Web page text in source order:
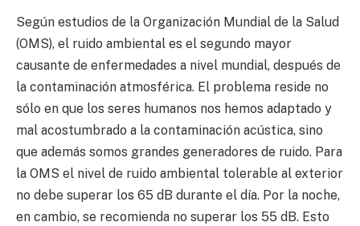
Según estudios de la Organización Mundial de la Salud
(OMS), el ruido ambiental es el segundo mayor
causante de enfermedades a nivel mundial, después de
la contaminación atmosférica. El problema reside no
sólo en que los seres humanos nos hemos adaptado y
mal acostumbrado a la contaminación acústica, sino
que además somos grandes generadores de ruido. Para
la OMS el nivel de ruido ambiental tolerable al exterior
no debe superar los 65 dB durante el día. Por la noche,
en cambio, se recomienda no superar los 55 dB. Esto